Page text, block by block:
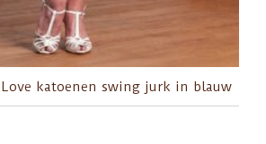
katoenen swing jurk in blauw